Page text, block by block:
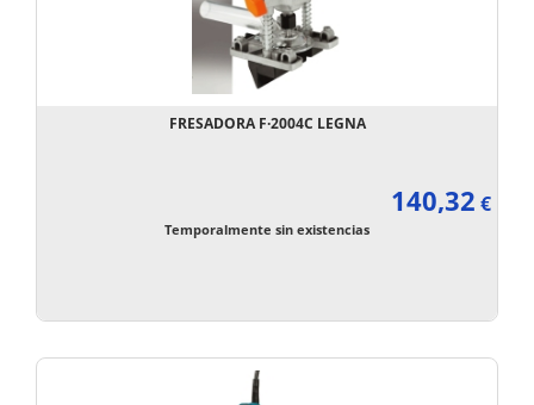
FRESADORA F·2004C LEGNA
140,32 €
Temporalmente sin existencias